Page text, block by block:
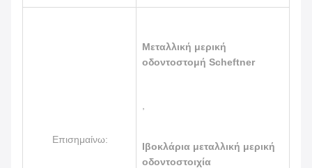
Επισημαίνω:
Μεταλλική μερική
οδοντοστομή Scheftner
Ιβοκλάρια μεταλλική μερική
οδοντοστοιχία